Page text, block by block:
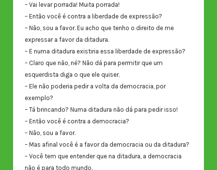
– Vai levar porrada! Muita porrada!
– Então você é contra a liberdade de expressão?
– Não, sou a favor. Eu acho que tenho o direito de me
expressar a favor da ditadura.
– E numa ditadura existiria essa liberdade de expressão?
– Claro que não, né? Não dá para permitir que um
esquerdista diga o que ele quiser.
– Ele não poderia pedir a volta da democracia, por
exemplo?
– Tá brincando? Numa ditadura não dá para pedir isso!
– Então você é contra a democracia?
– Não, sou a favor.
– Mas afinal você é a favor da democracia ou da ditadura?
– Você tem que entender que na ditadura, a democracia
não é para todo mundo.